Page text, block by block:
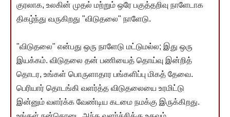
குரலாக, உலகின் முதல் மற்றும் ஒரே பகுத்தறிவு நாளேடாக
திகழ்ந்து வருகிறது "விடுதலை" நாளேடு.
"விடுதலை" என்பது ஒரு நாளேடு மட்டுமல்ல; இது ஒரு
இயக்கம். விடுதலை தன் பணியைத் தொய்வு இன்றித்
தொடர, உங்கள் பொருளாதார பங்களிப்பு மிகத் தேவை.
பெரியார் தொடங்கி வளர்த்த விடுதலையை உரமிட்டு
இன்னும் வளர்க்க வேண்டிய கடமை நமக்கு இருக்கிறது.